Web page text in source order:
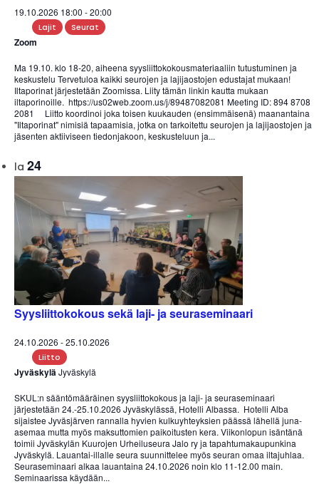
19.10.2026 18:00 -20:00
Lajit Seurat
Zoom
Ma 19.10. klo 18-20, aiheena syysliittokokousmateriaaliin tutustuminen ja
keskustelu Tervetuloa kaikki seurojen ja lajijaostojen edustajat mukaan!
Iltaporinat järjestetään Zoomissa. Liity tämän linkin kautta mukaan
iltaporinoille. https://us02web.zoom.us/j/89487082081 Meeting ID: 894 8708
2081 Liitto koordinoi joka toisen kuukauden (ensimmäisenä) maanantaina
"Iltaporinat" nimisiä tapaamisia, jotka on tarkoitettu seurojen ja lajijaostojen ja
jäsenten aktiiviseen tiedonjakoon, keskusteluun ja...
la 24
Syysliittokokous sekä laji- ja seuraseminaari
24.10.2026 -25.10.2026
Liitto
JyväskyläJyväskylä
SKUL:n sääntömääräinen syysliittokokous ja laji- ja seuraseminaari
järjestetään 24.-25.10.2026 Jyväskylässä, Hotelli Albassa. Hotelli Alba
sijaistee Jyväsjärven rannalla hyvien kulkuyhteyksien päässä lähellä juna-
asemaa mutta myös maksuttomien paikoitusten kera. Viikonlopun isäntänä
toimii Jyväskylän Kuurojen Urheiluseura Jalo ry ja tapahtumakaupunkina
Jyväskylä. Lauantai-illalle seura suunnittelee myös seuran omaa iltajuhlaa.
Seuraseminaari alkaa lauantaina 24.10.2026 noin klo 11-12.00 main.
Seminaarissa käydään...